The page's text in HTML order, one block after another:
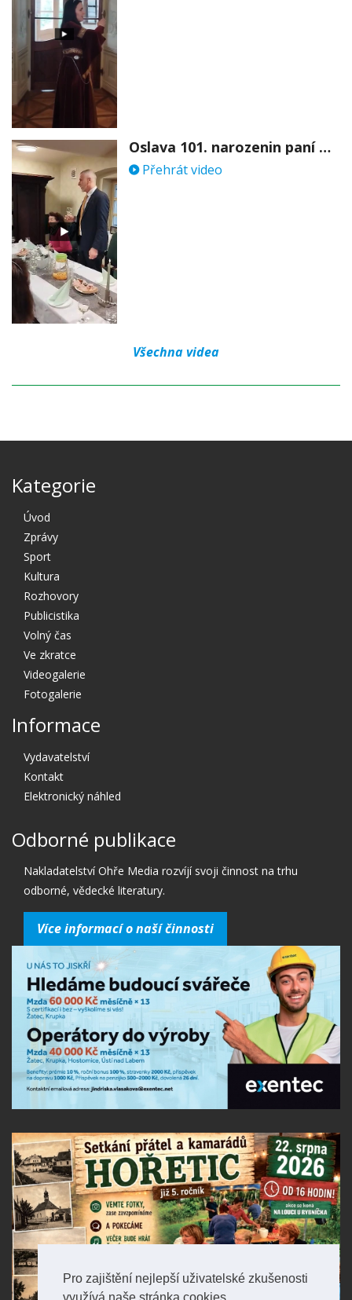
Pro zajištění nejlepší uživatelské zkušenosti
využívá naše stránka cookies
Oslava 101. narozenin paní Věry Skořepové
Přehrát video
Všechna videa
Kategorie
Úvod
Zprávy
Sport
Kultura
Rozhovory
Publicistika
Volný čas
Ve zkratce
Videogalerie
Fotogalerie
Informace
Vydavatelství
Kontakt
Elektronický náhled
Odborné publikace
Nakladatelství Ohře Media rozvíjí svoji činnost na trhu
odborné, vědecké literatury.
Více informací o naší činnosti